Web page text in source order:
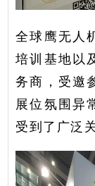
全球鹰无人
培训基地以
务商，受邀
展位氛围异
受到了广泛